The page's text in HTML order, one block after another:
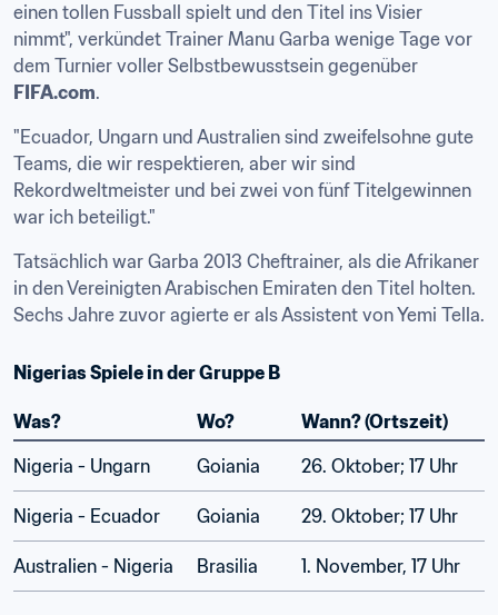
einen tollen Fussball spielt und den Titel ins Visier
nimmt", verkündet Trainer Manu Garba wenige Tage vor
FIFA.com.
"Ecuador, Ungarn und Australien sind zweifelsohne gute
Teams, die wir respektieren, aber wir sind
Rekordweltmeister und bei zwei von fünf Titelgewinnen
war ich beteiligt."
Tatsächlich war Garba 2013 Cheftrainer, als die Afrikaner
in den Vereinigten Arabischen Emiraten den Titel holten.
Sechs Jahre zuvor agierte er als Assistent von Yemi Tella.
Nigerias Spiele in der Gruppe B
Was? Wo?
Wann? (Ortszeit)
Nigeria - Ungarn
Goiania 26. Oktober; 17 Uhr
Nigeria - Ecuador Goiania 29. Oktober; 17 Uhr
Australien - Nigeria Brasilia 1. November, 17 Uhr